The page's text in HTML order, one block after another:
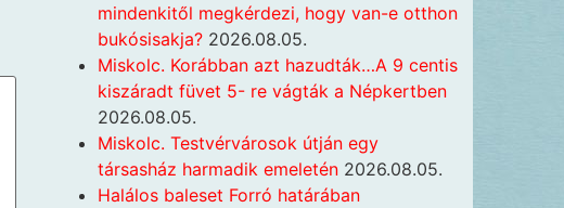
mindenkitől megkérdezi, hogy van-e otthon
bukósisakja? 2026.08.05.
Miskolc. Korábban azt hazudták…A 9 centis
kiszáradt füvet 5- re vágták a Népkertben
2026.08.05.
Miskolc. Testvérvárosok útján egy
társasház harmadik emeletén 2026.08.05.
Halálos baleset Forró határában